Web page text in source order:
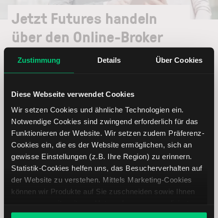
Zustimmung Details Über Cookies
Diese Webseite verwendet Cookies
Wir setzen Cookies und ähnliche Technologien ein.
Notwendige Cookies sind zwingend erforderlich für das
Funktionieren der Website. Wir setzen zudem Präferenz-
Cookies ein, die es der Website ermöglichen, sich an
gewisse Einstellungen (z.B. Ihre Region) zu erinnern.
Statistik-Cookies helfen uns, das Besucherverhalten auf
der Website zu verstehen. Mittels Marketing-Cookies
können wir Produkte auf Sie zuschneiden sowie Ihnen
Angebote unterbreiten. Sie entscheiden, welche Cookies
Jetzt Futures handeln
über den Online-Broker
LYNX
Kundenservice.
Futures-Broker LYNX: Hier informieren